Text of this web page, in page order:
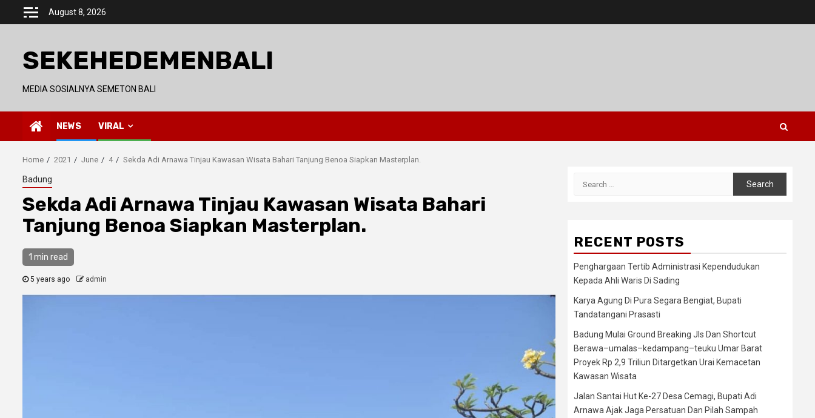
August 8, 2026
SEKEHEDEMENBALI
MEDIA SOSIALNYA SEMETON BALI
NEWS VIRAL
Home 2021 June 4 Sekda Adi Arnawa Tinjau Kawasan Wisata Bahari Tanjung Benoa Siapkan Masterplan.
Badung
Sekda Adi Arnawa Tinjau Kawasan Wisata Bahari
Tanjung Benoa Siapkan Masterplan.
1 min read
5 years ago admin
RECENT POSTS
Penghargaan Tertib Administrasi Kependudukan
Kepada Ahli Waris Di Sading
Karya Agung Di Pura Segara Bengiat, Bupati
Tandatangani Prasasti
Badung Mulai Ground Breaking Jls Dan Shortcut
Berawa–umalas–kedampang–teuku Umar Barat
Proyek Rp 2,9 Triliun Ditargetkan Urai Kemacetan
Kawasan Wisata
Jalan Santai Hut Ke-27 Desa Cemagi, Bupati Adi
Arnawa Ajak Jaga Persatuan Dan Pilah Sampah